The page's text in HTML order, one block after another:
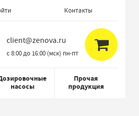
Контакты
client@zenova.ru
c 8:00 до 16:00 (мск) пн-пт
насосы
Прочая
продукция